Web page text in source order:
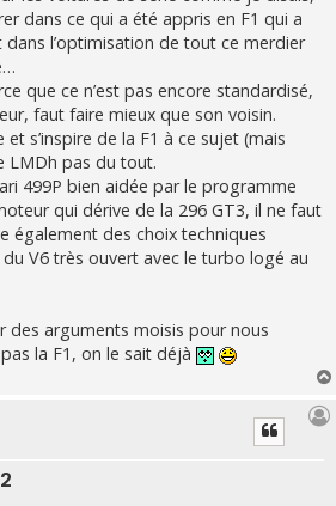
dans ce qui a été appris en F1 qui a
l’optimisation de tout ce merdier
que ce n’est pas encore standardisé,
faut faire mieux que son voisin.
et s’inspire de la F1 à ce sujet (mais
LMDh pas du tout.
499P bien aidée par le programme
qui dérive de la 296 GT3, il ne faut
également des choix techniques
V6 très ouvert avec le turbo logé au
des arguments moisis pour nous
la F1, on le sait déjà